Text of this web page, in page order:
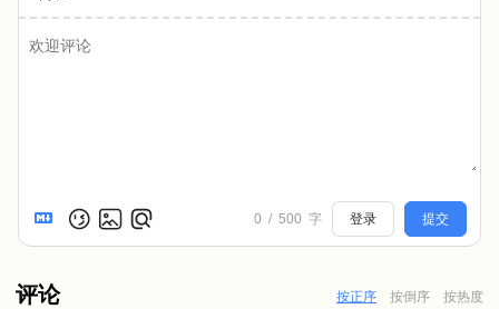
0 / 500 字 登录 提交
评论 按正序 按倒序 按热度